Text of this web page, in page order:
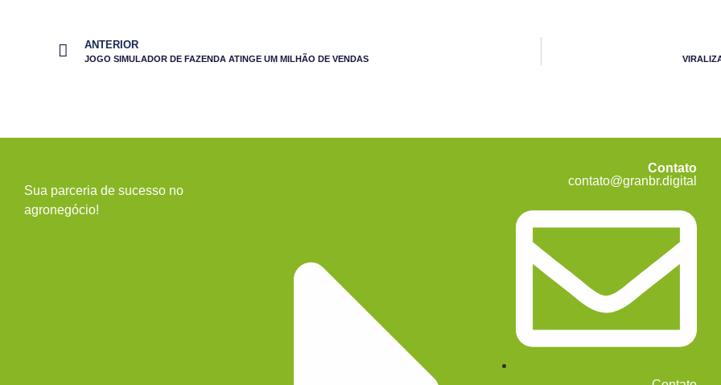
ANTERIOR
JOGO SIMULADOR DE FAZENDA ATINGE UM MILHÃO DE VENDAS
Sua parceria de sucesso no
agronegócio!
Contato
contato@granbr.digital